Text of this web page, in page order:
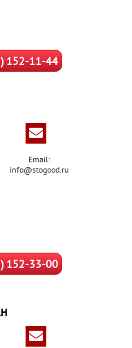
152-11-44
Email:
info@stogood.ru
152-33-00